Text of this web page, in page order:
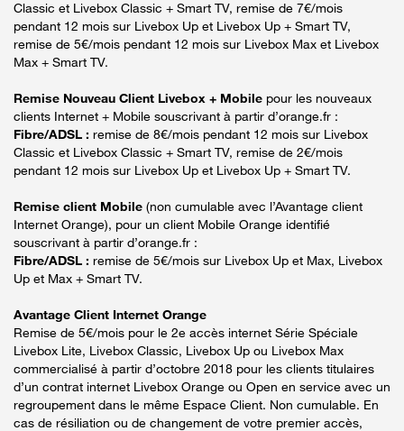
Classic et Livebox Classic + Smart TV, remise de 7€/mois
pendant 12 mois sur Livebox Up et Livebox Up + Smart TV,
remise de 5€/mois pendant 12 mois sur Livebox Max et Livebox
Max + Smart TV.
Remise Nouveau Client Livebox + Mobile pour les nouveaux
clients Internet + Mobile souscrivant à partir d’orange.fr :
Fibre/ADSL : remise de 8€/mois pendant 12 mois sur Livebox
Classic et Livebox Classic + Smart TV, remise de 2€/mois
pendant 12 mois sur Livebox Up et Livebox Up + Smart TV.
Remise client Mobile (non cumulable avec l’Avantage client
Internet Orange), pour un client Mobile Orange identifié
souscrivant à partir d’orange.fr :
Fibre/ADSL : remise de 5€/mois sur Livebox Up et Max, Livebox
Up et Max + Smart TV.
Avantage Client Internet Orange
Remise de 5€/mois pour le 2e accès internet Série Spéciale
Livebox Lite, Livebox Classic, Livebox Up ou Livebox Max
commercialisé à partir d’octobre 2018 pour les clients titulaires
d’un contrat internet Livebox Orange ou Open en service avec un
regroupement dans le même Espace Client. Non cumulable. En
cas de résiliation ou de changement de votre premier accès,